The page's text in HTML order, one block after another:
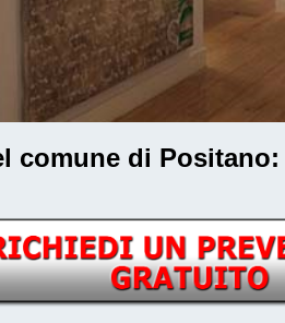
comune di Positano